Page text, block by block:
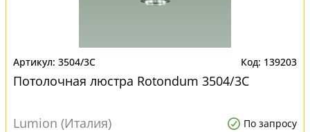
3504/3C 139203
Потолочная люстра Rotondum 3504/3C
Lumion (Италия) По запросу